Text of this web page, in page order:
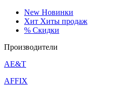
New Новинки
Хит Хиты продаж
% Скидки
Производители
AE&T
AFFIX